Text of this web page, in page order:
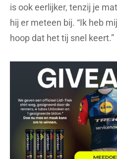
is ook eerlijker, tenzij je
hij er meteen bij. “Ik heb
hoop dat het tij snel keert.”